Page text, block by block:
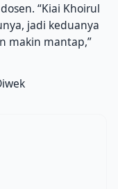
“Kiai Khoirul
jadi keduanya
makin mantap,”